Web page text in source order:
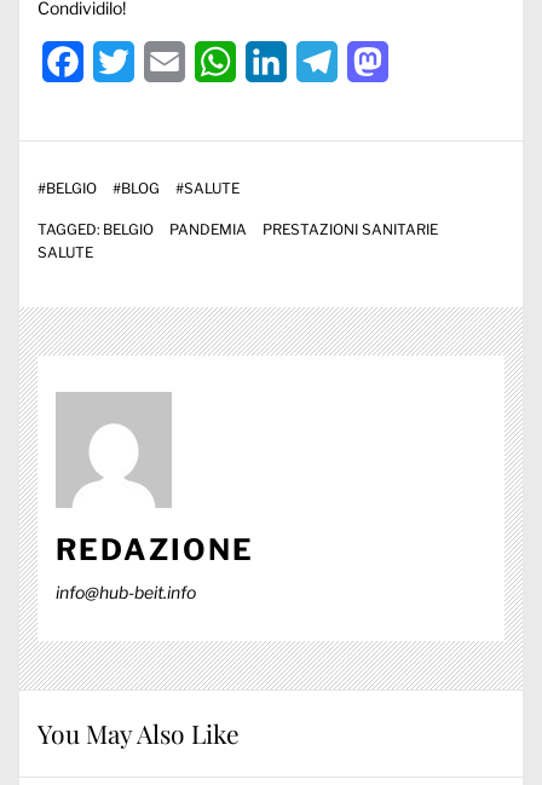
Condividilo!
Facebook
Twitter Email WhatsAppLinkedInTelegram
#BELGIO #BLOG #SALUTE
TAGGED: BELGIO PANDEMIA
PRESTAZIONI SANITARIE
SALUTE
REDAZIONE
info@hub-beit.info
You May Also Like